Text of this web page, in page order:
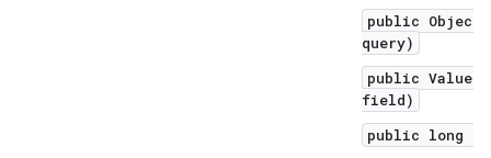
public Object
query)
public
field)
public long